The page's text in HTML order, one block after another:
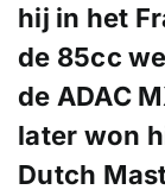
hij in het
de 85cc
de ADAC
later won
Dutch